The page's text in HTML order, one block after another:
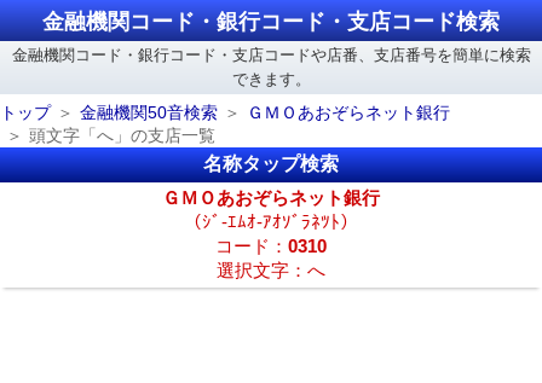
金融機関コード・銀行コード・支店コード検索
金融機関コード・銀行コード・支店コードや店番、支店番号を簡単に検索
できます。
トップ
金融機関50音検索
ＧＭＯあおぞらネット銀行
頭文字「へ」の支店一覧
名称タップ検索
ＧＭＯあおぞらネット銀行
（ｼﾞ-ｴﾑｵ-ｱｵｿﾞﾗﾈﾂﾄ）
コード： 0310
選択文字：へ